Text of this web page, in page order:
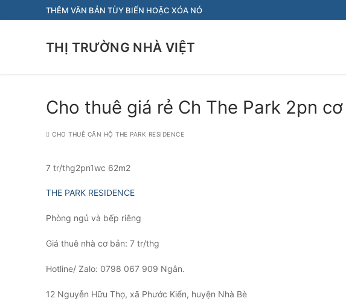
đến
THÊM VĂN BẢN TÙY BIẾN HOẶC XÓA NÓ
THỊ TRƯỜNG NHÀ VIỆT
Cho thuê giá rẻ Ch The Park 2pn
CHO THUÊ CĂN HỘ THE PARK RESIDENCE
7 tr/thg2pn1wc 62m2
THE PARK RESIDENCE
Phòng ngủ và bếp riêng
Giá thuê nhà cơ bản: 7 tr/thg
Hotline/ Zalo: 0798 067 909 Ngân.
12 Nguyễn Hữu Thọ, xã Phước Kiển, huyện Nhà Bè